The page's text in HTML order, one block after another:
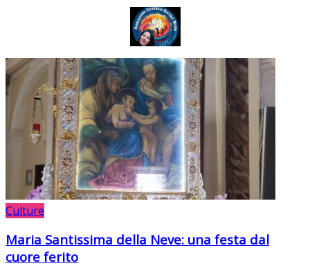
Culture
Maria Santissima della Neve: una festa dal
cuore ferito